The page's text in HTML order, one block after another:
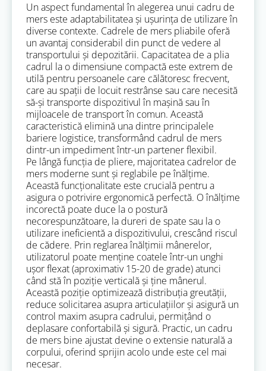
Un aspect fundamental în alegerea unui cadru de
mers este adaptabilitatea și ușurința de utilizare în
diverse contexte. Cadrele de mers pliabile oferă
un avantaj considerabil din punct de vedere al
transportului și depozitării. Capacitatea de a plia
cadrul la o dimensiune compactă este extrem de
utilă pentru persoanele care călătoresc frecvent,
care au spații de locuit restrânse sau care necesită
să-și transporte dispozitivul în mașină sau în
mijloacele de transport în comun. Această
caracteristică elimină una dintre principalele
bariere logistice, transformând cadrul de mers
dintr-un impediment într-un partener flexibil.
Pe lângă funcția de pliere, majoritatea cadrelor de
mers moderne sunt și reglabile pe înălțime.
Această funcționalitate este crucială pentru a
asigura o potrivire ergonomică perfectă. O înălțime
incorectă poate duce la o postură
necorespunzătoare, la dureri de spate sau la o
utilizare ineficientă a dispozitivului, crescând riscul
de cădere. Prin reglarea înălțimii mânerelor,
utilizatorul poate menține coatele într-un unghi
ușor flexat (aproximativ 15-20 de grade) atunci
când stă în poziție verticală și ține mânerul.
Această poziție optimizează distribuția greutății,
reduce solicitarea asupra articulațiilor și asigură un
control maxim asupra cadrului, permițând o
deplasare confortabilă și sigură. Practic, un cadru
de mers bine ajustat devine o extensie naturală a
corpului, oferind sprijin acolo unde este cel mai
necesar.